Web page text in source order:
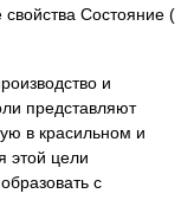
Состояние (
и
представляют
в красильном и
этой цели
с